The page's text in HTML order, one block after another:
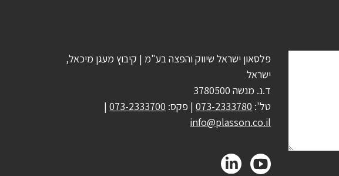
פלסאון ישראל שיווק והפצה בע"מ | קיבוץ מעגן מיכאל,
ישראל
ד.נ. מנשה 3780500
טל': 073-2333780| פקס: 073-2333700
|
info@plasson.co.il